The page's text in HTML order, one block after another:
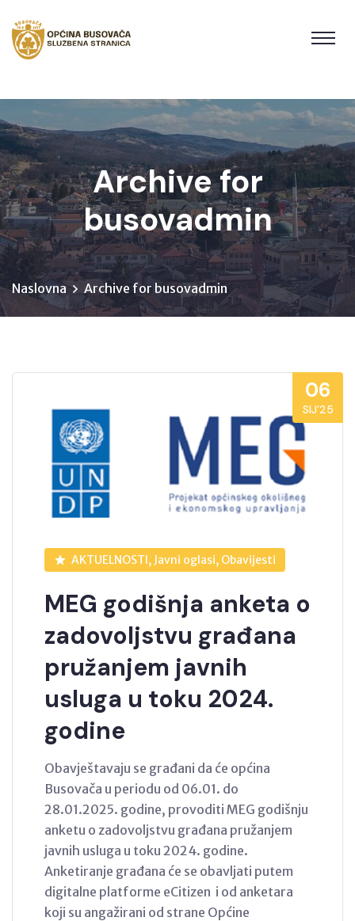
Archive for
busovadmin
Naslovna Archive for busovadmin
06
SIJ’25
AKTUELNOSTI, Javni oglasi, Obavijesti
MEG godišnja anketa o
zadovoljstvu građana
pružanjem javnih
usluga u toku 2024.
godine
Obavještavaju se građani da će općina
Busovača u periodu od 06.01. do
28.01.2025. godine, provoditi MEG godišnju
anketu o zadovoljstvu građana pružanjem
javnih usluga u toku 2024. godine.
Anketiranje građana će se obavljati putem
digitalne platforme eCitizen i od anketara
koji su angažirani od strane Općine